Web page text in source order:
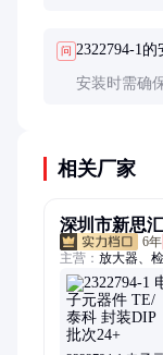
问 2322794-1
安装时需确
相关厂家
深圳市新思
6年
主营： 放大器、
衰减器、解调器
rfid天线、终端
关、接入监控ic
均衡器、射频适